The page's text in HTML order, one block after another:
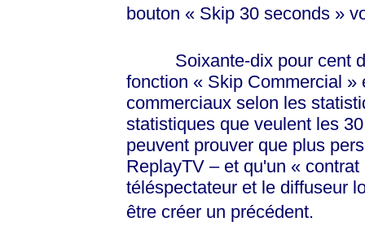
bouton « Skip30 seconds »
Soixante-dix pour cent
fonction « Skip Commercial »
commerciaux selon les
statistiques que veulent les
peuvent prouver que plus
ReplayTV – et qu'un « contrat
téléspectateur et le diffuseur
être créer un précédent.